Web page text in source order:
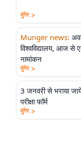
मुंगेर >
Munger news:
विश्वविद्यालय, आज से
नामांकन
मुंगेर >
3 जनवरी से भराया
परीक्षा फॉर्म
मुंगेर >